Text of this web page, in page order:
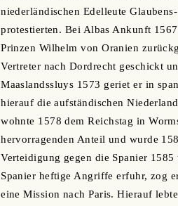
niederländischen Edelleute
protestierten. Bei Albas Ankunft
Prinzen Wilhelm von Oranien
Vertreter nach Dordrecht geschickt
Maaslandssluys 1573 geriet er in
hierauf die aufständischen
wohnte 1578 dem Reichstag in
hervorragenden Anteil und wurde
Verteidigung gegen die Spanier
Spanier heftige Angriffe erfuhr, zog
eine Mission nach Paris. Hierauf